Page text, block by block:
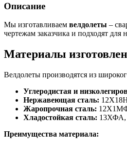
Описание
Мы изготавливаем велдолеты –
чертежам заказчика и подходят для
Материалы
Велдолеты производятся из
Углеродистая и
Нержавеющая сталь:
Жаропрочная сталь:
Хладостойкая сталь:
Преимущества материала: